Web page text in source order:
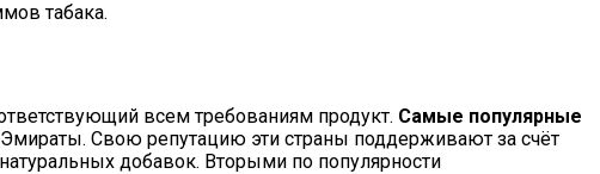
табака.
всем требованиям продукт. Самые популярные
Свою репутацию эти страны поддерживают за счёт
добавок. Вторыми по популярности